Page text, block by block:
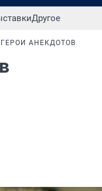
Другое
ГЕРОИ АНЕКДОТОВ